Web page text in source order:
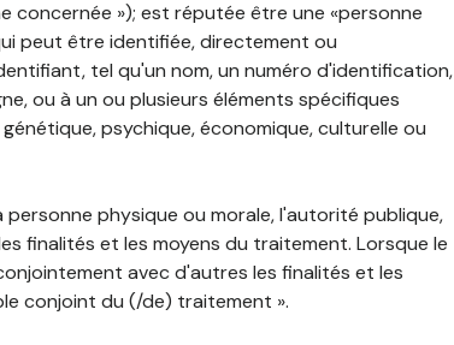
concernée »); est réputée être une «personne
peut être identifiée, directement ou
tel qu'un nom, un numéro d'identification,
ou à un ou plusieurs éléments spécifiques
psychique, économique, culturelle ou
physique ou morale, l'autorité publique,
finalités et les moyens du traitement. Lorsque le
avec d'autres les finalités et les
conjoint du (/de) traitement ».